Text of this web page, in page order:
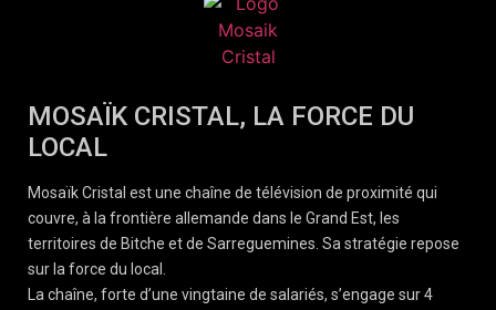
MOSAÏK CRISTAL, LA FORCE DU
LOCAL
Mosaïk Cristal est une chaîne de télévision de proximité qui
couvre, à la frontière allemande dans le Grand Est, les
territoires de Bitche et de Sarreguemines. Sa stratégie repose
sur la force du local.
La chaîne, forte d’une vingtaine de salariés, s’engage sur 4